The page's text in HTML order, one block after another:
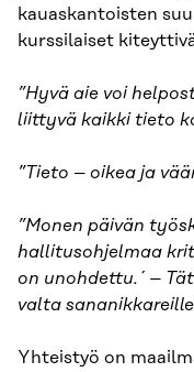
kauaskantoisten
kurssilaiset
”Hyvä aie voi
liittyvä kaikki tieto
”Tieto – oikea ja
”Monen päivän
hallitusohjelmaa
on unohdettu.´ –
valta
Yhteistyö on